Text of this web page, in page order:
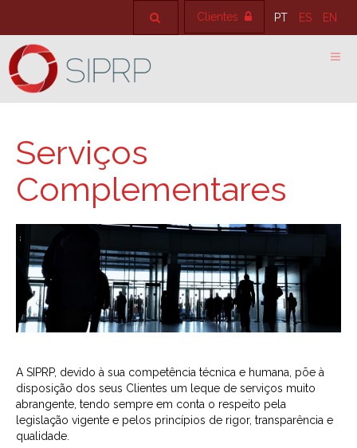
PT ES EN
Clientes
Serviços
Complementares
A SIPRP, devido à sua competência técnica e humana, põe à
disposição dos seus Clientes um leque de serviços muito
abrangente, tendo sempre em conta o respeito pela
legislação vigente e pelos princípios de rigor, transparência e
qualidade.